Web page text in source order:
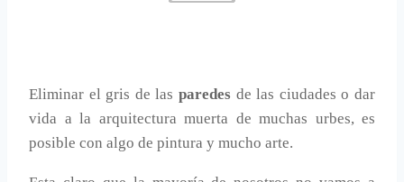
Eliminar el gris de las paredes de las ciudades o dar
vida a la arquitectura muerta de muchas urbes, es
posible con algo de pintura y mucho arte.